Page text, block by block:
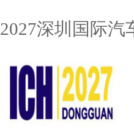
2027深圳国际汽